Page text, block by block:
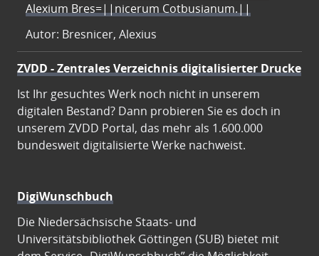
Alexium Bres=||nicerum Cotbusianum.||
Autor: Bresnicer, Alexius
ZVDD - Zentrales Verzeichnis digitalisierter Drucke
Ist Ihr gesuchtes Werk noch nicht in unserem
digitalen Bestand? Dann probieren Sie es doch in
unserem ZVDD Portal, das mehr als 1.600.000
bundesweit digitalisierte Werke nachweist.
DigiWunschbuch
Die Niedersächsische Staats- und
Universitätsbibliothek Göttingen (SUB) bietet mit